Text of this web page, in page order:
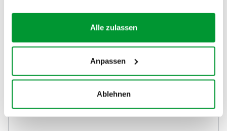
Alle zulassen
Anpassen
Ablehnen
Téléphone